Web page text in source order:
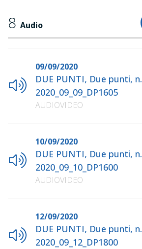
8 Audio
09/09/2020
DUE PUNTI, Due punti, n.
2020_09_09_DP1605
AUDIOVIDEO
10/09/2020
DUE PUNTI, Due punti, n.
2020_09_10_DP1600
AUDIOVIDEO
12/09/2020
DUE PUNTI, Due punti, n.
2020_09_12_DP1800